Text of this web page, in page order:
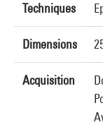
Techniques
Dimensions
Acquisition